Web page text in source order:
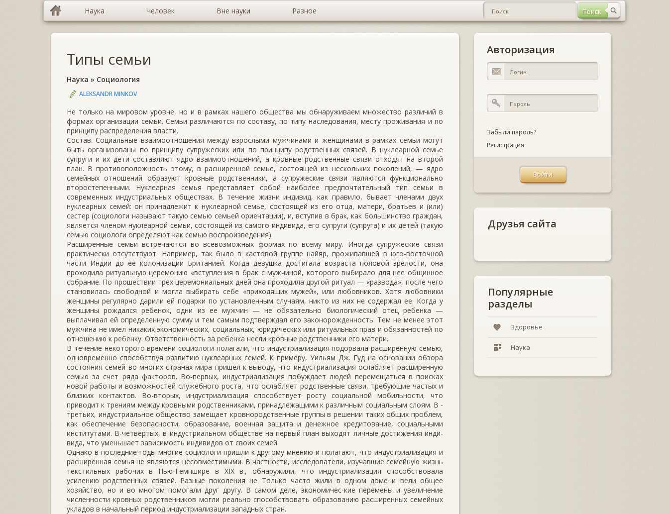
Наука Человек Вне науки Разное
Типы семьи
Наука » Социология
ALEKSANDR MINKOV
Не только на мировом уровне, но и в рамках нашего общества мы обнаруживаем множество различий в
формах организации семьи. Семьи различаются по составу, по типу наследования, месту проживания и по
принципу распределения власти.
Состав. Социальные взаимоотношения между взрослыми мужчи­нами и женщинами в рамках семьи могут
быть организованы по принципу супружеских или по принципу родственных связей. В нуклеарной семье
супруги и их дети составляют ядро взаимоотношений, а кровные родственные связи отходят на вто­рой
план. В противоположность этому, в расширенной семье, состоящей из нескольких поколений, — ядро
семейных отношений образуют кровные родственники, а супружеские связи являются функционально
второстепенными. Нуклеарная семья представляет собой наиболее предпочтительный тип семьи в
современных индустриальных обществах. В течение жизни ин­дивид, как правило, бывает членами двух
нуклеарных семей: он принадлежит к нуклеарной семье, состоящей из его отца, мате­ри, братьев и (или)
сестер (социологи называют такую семью семьей ориентации), и, вступив в брак, как большинство граждан,
является членом нуклеарной семьи, состоящей из само­го индивида, его супруги (супруга) и их детей (такую
семью социологи определяют как семью воспроизведения).
Расширенные семьи встречаются во всевозможных формах по всему миру. Иногда супружеские связи
практически отсутст­вуют. Например, так было в кастовой группе найяр, проживавшей в юго-восточной
части Индии до ее колонизации Британией. Когда девушка достигала возраста половой зрелости, она
проходила ритуальную церемонию «вступления в брак с мужчиной, которого выбирало для нее общинное
собрание. По прошествии трех церемониальных дней она проходила другой ритуал — «развода», после чего
становилась свободной и могла выбирать себе «приходящих мужей», или любовников. Хотя любовники
женщины регулярно дарили ей подарки по установлен­ным случаям, никто из них не содержал ее. Когда у
женщины рождался ребенок, одни из ее мужчин — не обязательно биологический отец ребенка —
выплачивал ей определенную сумму и тем самым подтверждал его законорожденность. Тем не менее этот
мужчина не имел никаких экономических, социальных, юридичес­ких или ритуальных прав и обязанностей по
отношению к ребенку. Ответствен­ность за ребенка несли кровные родственники его матери.
В течение некоторого времени социологи полагали, что инду­стриализация подорвала расширенную семью,
одновременно спо­собствуя развитию нуклеарных семей. К примеру, Уильям Дж. Гуд на основании обзора
состояния семей во многих стра­нах мира пришел к выводу, что индустриализация ослабляет расширенную
семью за счет ряда факторов. Во-первых, инду­стриализация побуждает людей перемещаться в поисках
новой работы и возможностей служебного роста, что ослабляет родст­венные связи, требующие частых и
близких контактов. Во-вто­рых, индустриализация способствует росту социальной мобиль­ности, что
приводит к трениям между кровными родственника­ми, принадлежащими к различным социальным слоям. В -
третьих, индустриальное общество замещает кровнородственные группы в решении таких общих проблем,
как обеспечение без­опасности, образование, военная защита и денежное кредитова­ние, социальными
институтами. В-четвертых, в индустриаль­ном обществе на первый план выходят личные достижения инди­
вида, что уменьшает зависимость индивидов от своих семей.
Однако в последние годы многие социологи пришли к дру­гому мнению и полагают, что индустриализация и
расширенная семья не являются несовместимыми. В частности, исследовате­ли, изучавшие семейную жизнь
текстильных рабочих в Нью-Гемпшире в XIX в., обнаружили, что индустриализация способ­ствовала
усилению родственных связей. Разные поколения не Только часто жили в одном доме и вели общее
хозяйство, но и во многом помогали друг другу. В самом деле, экономичес-кие перемены и увеличение
численности кровных родственников могли реально способствовать образованию расширенных се­мейных
укладов в начальный период индустриализации запад­ных стран.
Авторизация
Забыли пароль?
Регистрация
Друзья сайта
Популярные
разделы
Здоровье
Наука